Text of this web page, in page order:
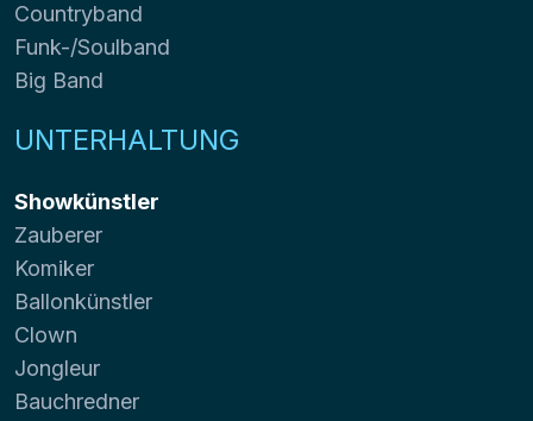
Countryband
Funk-/Soulband
Big Band
UNTERHALTUNG
Showkünstler
Zauberer
Komiker
Ballonkünstler
Clown
Jongleur
Bauchredner